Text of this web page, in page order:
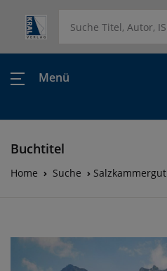
Menü
Buchtitel
Home Suche Salzkammergut